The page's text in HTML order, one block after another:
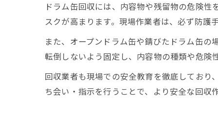
ドラム缶回収には、内容物や残留物の危険
スクが高まります。現場作業者は、必ず防護
また、オープンドラム缶や錆びたドラム缶
転倒しないよう固定し、内容物の種類や危険
回収業者も現場での安全教育を徹底しており
ち会い・指示を行うことで、より安全な回収